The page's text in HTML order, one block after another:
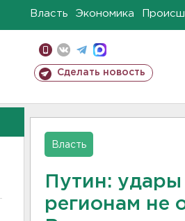
Власть Экономика
Сделать новость
Власть
Путин:
регионам не